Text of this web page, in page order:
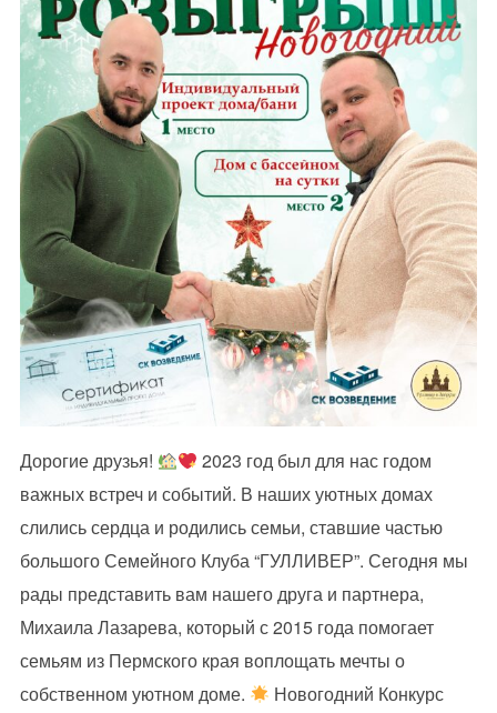
Дорогие друзья!
2023 год был для нас годом
важных встреч и событий. В наших уютных домах
слились сердца и родились семьи, ставшие частью
большого Семейного Клуба “ГУЛЛИВЕР”. Сегодня мы
рады представить вам нашего друга и партнера,
Михаила Лазарева, который с 2015 года помогает
семьям из Пермского края воплощать мечты о
собственном уютном доме.
Новогодний Конкурс